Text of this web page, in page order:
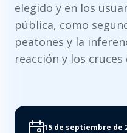
elegido y en los
pública, como
peatones y la
reacción y los
15 de septiembre de